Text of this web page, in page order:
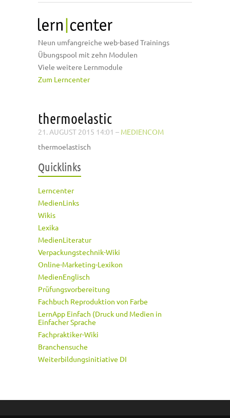
Neun umfangreiche web-based Trainings
Übungspool mit zehn Modulen
Viele weitere Lernmodule
Zum Lerncenter
thermoelastic
21. AUGUST 2015 14:01 – MEDIENCOM
thermoelastisch
Quicklinks
Lerncenter
MedienLinks
Wikis
Lexika
MedienLiteratur
Verpackungstechnik-Wiki
Online-Marketing-Lexikon
MedienEnglisch
Prüfungsvorbereitung
Fachbuch Reproduktion von Farbe
LernApp Einfach (Druck und Medien in
Einfacher Sprache
Fachpraktiker-Wiki
Branchensuche
Weiterbildungsinitiative DI